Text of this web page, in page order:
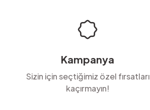
Kampanya
Sizin için seçtiğimiz özel fırsatları
kaçırmayın!